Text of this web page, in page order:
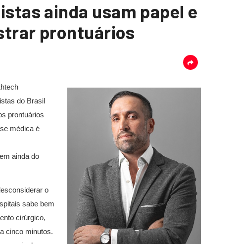
ainda usam papel e
prontuários
do Brasil
prontuários
médica é
ainda do
o
sabe bem
cirúrgico,
cinco minutos.